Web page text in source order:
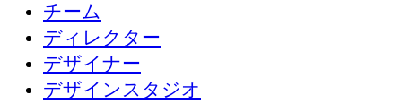
チーム
ディレクター
デザイナー
デザインスタジオ